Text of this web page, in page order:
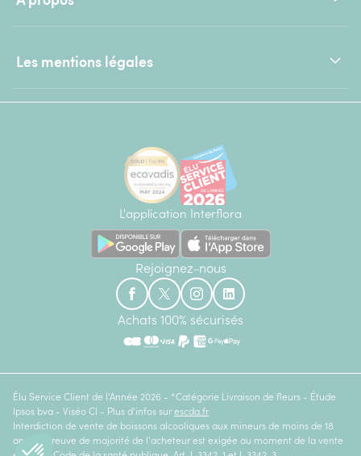
Les mentions légales
L'application Interflora
Rejoignez-nous
Achats 100% sécurisés
Élu Service Client de l'Année 2026 - *Catégorie Livraison de fleurs - Étude
Ipsos bva - Viséo CI - Plus d'infos sur escda.fr
Interdiction de vente de boissons alcooliques aux mineurs de moins de 18
ans. La preuve de majorité de l'acheteur est exigée au moment de la vente